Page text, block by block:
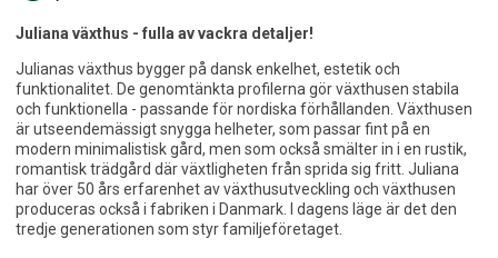
Juliana växthus - fulla av vackra detaljer!
Julianas växthus bygger på dansk enkelhet, estetik och
funktionalitet. De genomtänkta profilerna gör växthusen stabila
och funktionella - passande för nordiska förhållanden. Växthusen
är utseendemässigt snygga helheter, som passar fint på en
modern minimalistisk gård, men som också smälter in i en rustik,
romantisk trädgård där växtligheten från sprida sig fritt. Juliana
har över 50 års erfarenhet av växthusutveckling och växthusen
produceras också i fabriken i Danmark. I dagens läge är det den
tredje generationen som styr familjeföretaget.